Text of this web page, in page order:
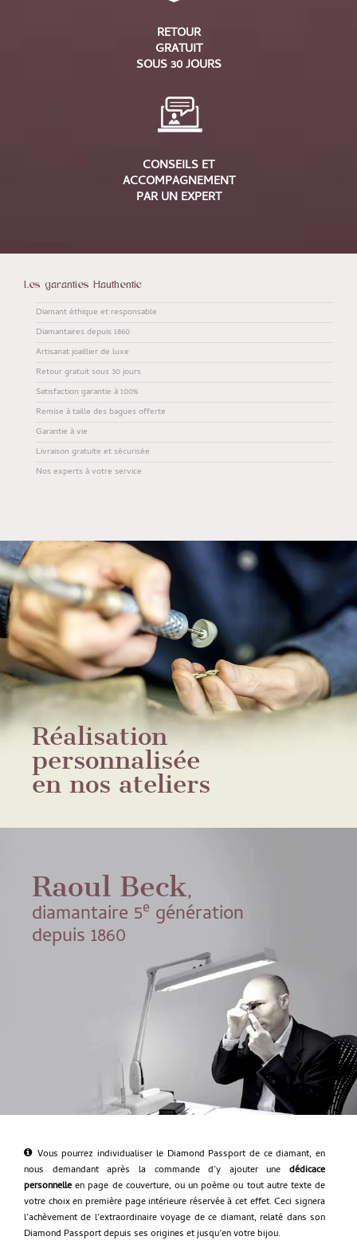
RETOUR
GRATUIT
SOUS 30 JOURS
CONSEILS ET
ACCOMPAGNEMENT
PAR UN EXPERT
Les garanties Hauthentic
Diamant éthique et responsable
Diamantaires depuis 1860
Artisanat joaillier de luxe
Retour gratuit sous 30 jours
Satisfaction garantie à 100%
Remise à taille des bagues offerte
Garantie à vie
Livraison gratuite et sécurisée
Nos experts à votre service
Réalisation
personnalisée
en nos ateliers
Raoul Beck,
diamantaire 5e génération
depuis 1860
Vous pourrez individualiser le Diamond Passport de ce diamant, en
nous demandant après la commande d’y ajouter une dédicace
personnelle en page de couverture, ou un poème ou tout autre texte de
votre choix en première page intérieure réservée à cet effet. Ceci signera
l’achèvement de l’extraordinaire voyage de ce diamant, relaté dans son
Diamond Passport depuis ses origines et jusqu’en votre bijou.